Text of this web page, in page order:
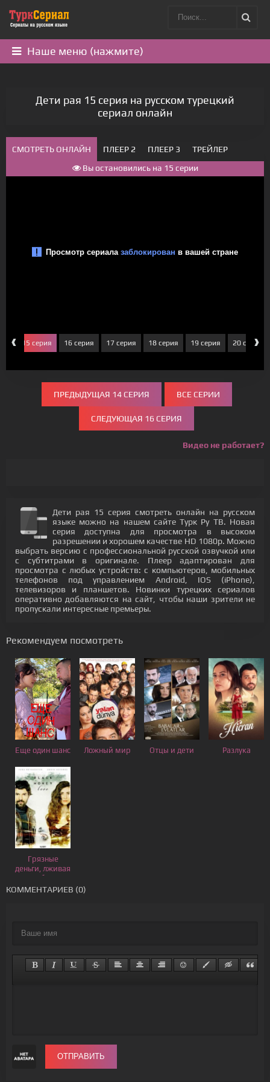
Наше меню (нажмите)
Дети рая 15 серия на русском турецкий
сериал онлайн
СМОТРЕТЬ ОНЛАЙН ПЛЕЕР 2 ПЛЕЕР 3
ТРЕЙЛЕР
Вы остановились на 15 серии
‹ 15 серия 16 серия 17 серия 18 серия 19 серия 20 серия
›
ПРЕДЫДУЩАЯ 14 СЕРИЯ ВСЕ СЕРИИ
СЛЕДУЮЩАЯ 16 СЕРИЯ
Видео не работает?
Дети рая 15 серия смотреть онлайн на русском
языке можно на нашем сайте Турк Ру ТВ. Новая
серия доступна для просмотра в высоком
разрешении и хорошем качестве HD 1080p. Можно
выбрать версию с профессиональной русской озвучкой или
с субтитрами в оригинале. Плеер адаптирован для
просмотра с любых устройств: с компьютеров, мобильных
телефонов под управлением Android, IOS (iPhone),
телевизоров и планшетов. Новинки турецких сериалов
оперативно добавляются на сайт, чтобы наши зрители не
пропускали интересные премьеры.
Рекомендуем посмотреть
Еще один шанс Ложный мир Отцы и дети Разлука
Грязные
деньги, лживая
любовь
КОММЕНТАРИЕВ (0)
ОТПРАВИТЬ